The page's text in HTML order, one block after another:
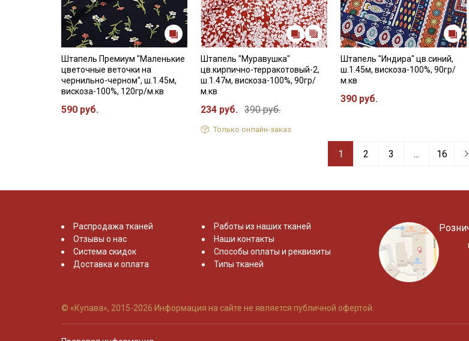
Штапель Премиум "Маленькие
цветочные веточки на
чернильно-черном", ш.1.45м,
вискоза-100%, 120гр/м.кв
590 руб.
Штапель "Муравушка"
цв.кирпично-терракотовый-2,
ш.1.47м, вискоза-100%, 90гр/
м.кв
234 руб. 390 руб.
Только онлайн-заказ
Штапель "Индира" цв.синий,
ш.1.45м, вискоза-100%, 90гр/
м.кв
390 руб.
1 2 3 ... 16
Распродажа тканей
Отзывы о нас
Система скидок
Доставка и оплата
Работы из наших тканей
Наши контакты
Способы оплаты и реквизиты
Типы тканей
© «Купава», 2015-2026 Информация на сайте не является публичной офертой.